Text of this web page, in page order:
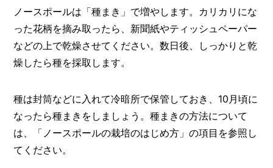
ノースポールは「種まき」で増やします。カリカリにな
った花柄を摘み取ったら、新聞紙やティッシュペーパー
などの上で乾燥させてください。数日後、しっかりと乾
燥したら種を採取します。
種は封筒などに入れて冷暗所で保管しておき、10月頃に
なったら種まきをしましょう。種まきの方法について
は、「ノースポールの栽培のはじめ方」の項目を参照し
てください。